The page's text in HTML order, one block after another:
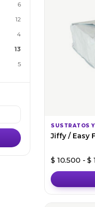
6
12
4
13
5
SUSTRATOS
Jiffy / Easy
$ 10.500 - $
Este
producto